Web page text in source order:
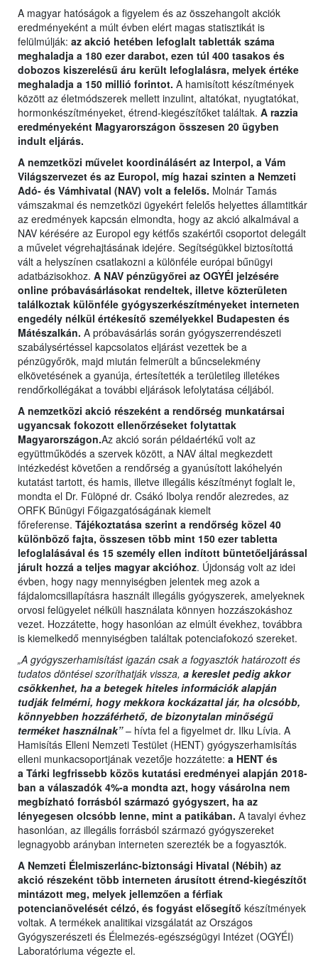
A magyar hatóságok a figyelem és az összehangolt akciók
eredményeként a múlt évben elért magas statisztikát is
felülmúlják: az akció hetében lefoglalt tabletták száma
meghaladja a 180 ezer darabot, ezen túl 400 tasakos és
dobozos kiszerelésű áru került lefoglalásra, melyek értéke
meghaladja a 150 millió forintot. A hamisított készítmények
között az életmódszerek mellett inzulint, altatókat, nyugtatókat,
hormonkészítményeket, étrend-kiegészítőket találtak. A razzia
eredményeként Magyarországon összesen 20 ügyben
indult eljárás.
A nemzetközi művelet koordinálásért az Interpol, a Vám
Világszervezet és az Europol, míg hazai szinten a Nemzeti
Adó- és Vámhivatal (NAV) volt a felelős. Molnár Tamás
vámszakmai és nemzetközi ügyekért felelős helyettes államtitkár
az eredmények kapcsán elmondta, hogy az akció alkalmával a
NAV kérésére az Europol egy kétfős szakértői csoportot delegált
a művelet végrehajtásának idejére. Segítségükkel biztosítottá
vált a helyszínen csatlakozni a különféle európai bűnügyi
adatbázisokhoz. A NAV pénzügyőrei az OGYÉI jelzésére
online próbavásárlásokat rendeltek, illetve közterületen
találkoztak különféle gyógyszerkészítményeket interneten
engedély nélkül értékesítő személyekkel Budapesten és
Mátészalkán. A próbavásárlás során gyógyszerrendészeti
szabálysértéssel kapcsolatos eljárást vezettek be a
pénzügyőrök, majd miután felmerült a bűncselekmény
elkövetésének a gyanúja, értesítették a területileg illetékes
rendőrkollégákat a további eljárások lefolytatása céljából.
A nemzetközi akció részeként a rendőrség munkatársai
ugyancsak fokozott ellenőrzéseket folytattak
Magyarországon.Az akció során példaértékű volt az
együttműködés a szervek között, a NAV által megkezdett
intézkedést követően a rendőrség a gyanúsított lakóhelyén
kutatást tartott, és hamis, illetve illegális készítményt foglalt le,
mondta el Dr. Fülöpné dr. Csákó Ibolya rendőr alezredes, az
ORFK Bűnügyi Főigazgatóságának kiemelt
főreferense. Tájékoztatása szerint a rendőrség közel 40
különböző fajta, összesen több mint 150 ezer tabletta
lefoglalásával és 15 személy ellen indított büntetőeljárással
járult hozzá a teljes magyar akcióhoz. Újdonság volt az idei
évben, hogy nagy mennyiségben jelentek meg azok a
fájdalomcsillapításra használt illegális gyógyszerek, amelyeknek
orvosi felügyelet nélküli használata könnyen hozzászokáshoz
vezet. Hozzátette, hogy hasonlóan az elmúlt évekhez, továbbra
is kiemelkedő mennyiségben találtak potenciafokozó szereket.
„A gyógyszerhamisítást igazán csak a fogyasztók határozott és
tudatos döntései szoríthatják vissza, a kereslet pedig akkor
csökkenhet, ha a betegek hiteles információk alapján
tudják felmérni, hogy mekkora kockázattal jár, ha olcsóbb,
könnyebben hozzáférhető, de bizonytalan minőségű
terméket használnak” – hívta fel a figyelmet dr. Ilku Lívia. A
Hamisítás Elleni Nemzeti Testület (HENT) gyógyszerhamisítás
elleni munkacsoportjának vezetője hozzátette: a HENT és
a Tárki legfrissebb közös kutatási eredményei alapján 2018-
ban a válaszadók 4%-a mondta azt, hogy vásárolna nem
megbízható forrásból származó gyógyszert, ha az
lényegesen olcsóbb lenne, mint a patikában. A tavalyi évhez
hasonlóan, az illegális forrásból származó gyógyszereket
legnagyobb arányban interneten szerezték be a fogyasztók.
A Nemzeti Élelmiszerlánc-biztonsági Hivatal (Nébih) az
akció részeként több interneten árusított étrend-kiegészítőt
mintázott meg, melyek jellemzően a férfiak
potencianövelését célzó, és fogyást elősegítő készítmények
voltak. A termékek analitikai vizsgálatát az Országos
Gyógyszerészeti és Élelmezés-egészségügyi Intézet (OGYÉI)
Laboratóriuma végezte el.